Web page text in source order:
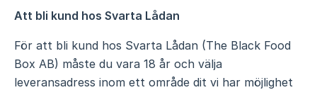
Att bli kund hos Svarta Lådan
För att bli kund hos Svarta Lådan (The Black Food
Box AB) måste du vara 18 år och välja
leveransadress inom ett område dit vi har möjlighet